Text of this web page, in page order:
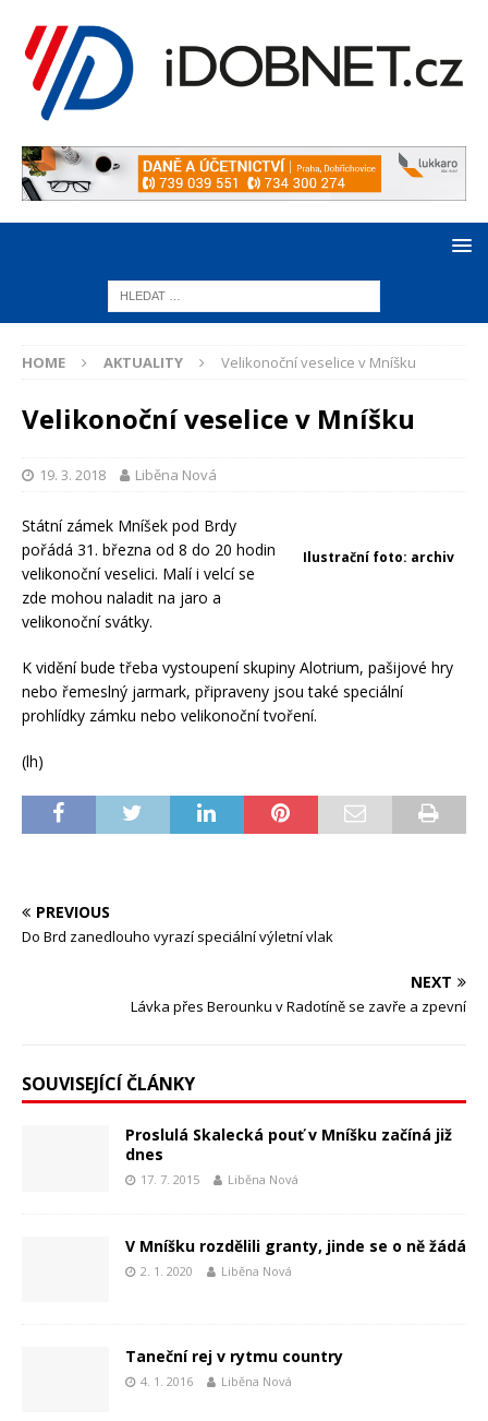
HOME AKTUALITY Velikonoční veselice v Mníšku
Velikonoční veselice v Mníšku
19. 3. 2018 Liběna Nová
Ilustrační foto: archiv
Státní zámek Mníšek pod Brdy
pořádá 31. března od 8 do 20 hodin
velikonoční veselici. Malí i velcí se
zde mohou naladit na jaro a
velikonoční svátky.
K vidění bude třeba vystoupení skupiny Alotrium, pašijové hry
nebo řemeslný jarmark, připraveny jsou také speciální
prohlídky zámku nebo velikonoční tvoření.
(lh)
PREVIOUS
Do Brd zanedlouho vyrazí speciální výletní vlak
NEXT
Lávka přes Berounku v Radotíně se zavře a zpevní
SOUVISEJÍCÍ ČLÁNKY
Proslulá Skalecká pouť v Mníšku začíná již
dnes
17. 7. 2015 Liběna Nová
V Mníšku rozdělili granty, jinde se o ně žádá
2. 1. 2020 Liběna Nová
Taneční rej v rytmu country
4. 1. 2016 Liběna Nová